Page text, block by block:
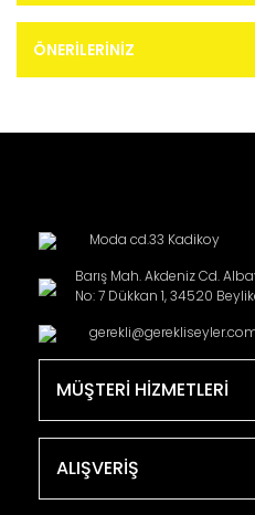
ÖNERILERINIZ
Moda cd.33 Kadikoy
Barış Mah. Akdeniz Cd.
No: 7 Dükkan 1, 34520
MÜŞTERİ HİZMETLERİ
ALIŞVERİŞ